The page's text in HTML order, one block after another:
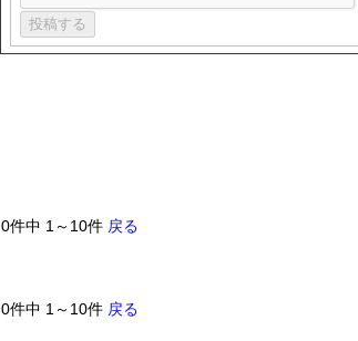
0件中 1～10件 戻る
0件中 1～10件 戻る